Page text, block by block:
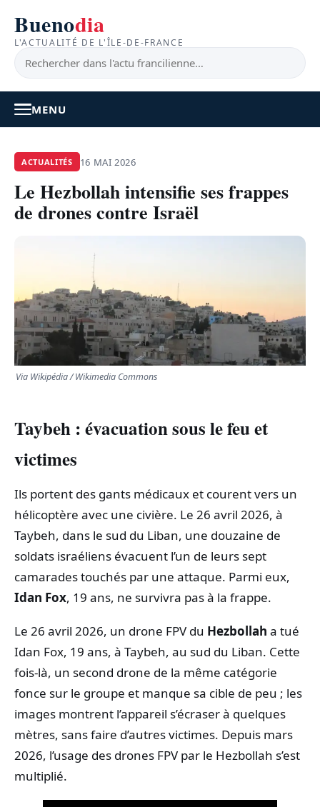
Buenodia
L'ACTUALITÉ DE L'ÎLE-DE-FRANCE
MENU
ACTUALITÉ
FAITS DIVERS
TRANSPORTS
ÉCONOMIE
POLITIQUE
SPORT
CULTURE
SCIENCES & TECH
ACTUALITÉS 16 MAI 2026
Le Hezbollah intensifie ses frappes
de drones contre Israël
Via Wikipédia / Wikimedia Commons
Taybeh : évacuation sous le feu et
victimes
Ils portent des gants médicaux et courent vers un
hélicoptère avec une civière. Le 26 avril 2026, à
Taybeh, dans le sud du Liban, une douzaine de
soldats israéliens évacuent l’un de leurs sept
camarades touchés par une attaque. Parmi eux,
Idan Fox, 19 ans, ne survivra pas à la frappe.
Le 26 avril 2026, un drone FPV du Hezbollah a tué
Idan Fox, 19 ans, à Taybeh, au sud du Liban. Cette
fois-là, un second drone de la même catégorie
fonce sur le groupe et manque sa cible de peu ; les
images montrent l’appareil s’écraser à quelques
mètres, sans faire d’autres victimes. Depuis mars
2026, l’usage des drones FPV par le Hezbollah s’est
multiplié.